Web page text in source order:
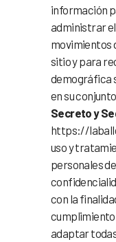
información
administrar
movimientos
sitio y para
demográfica
en su conjunto.
Secreto y
https://
uso y
personales
con la
cumplimiento
adaptar